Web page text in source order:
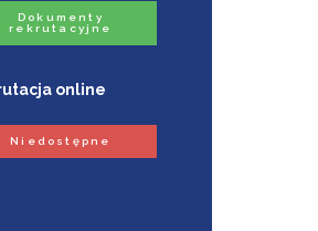
Dokumenty
rekrutacyjne
online
Niedostępne